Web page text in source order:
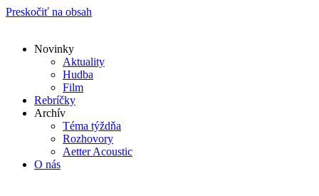
Preskočiť na obsah
Novinky
Aktuality
Hudba
Film
Rebríčky
Archív
Téma týždňa
Rozhovory
Aetter Acoustic
O nás